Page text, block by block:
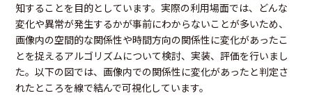
知することを目的としています。実際の利用場面では、どんな
変化や異常が発生するかが事前にわからないことが多いため、
画像内の空間的な関係性や時間方向の関係性に変化があったこ
とを捉えるアルゴリズムについて検討、実装、評価を行いまし
た。以下の図では、画像内での関係性に変化があったと判定さ
れたところを線で結んで可視化しています。